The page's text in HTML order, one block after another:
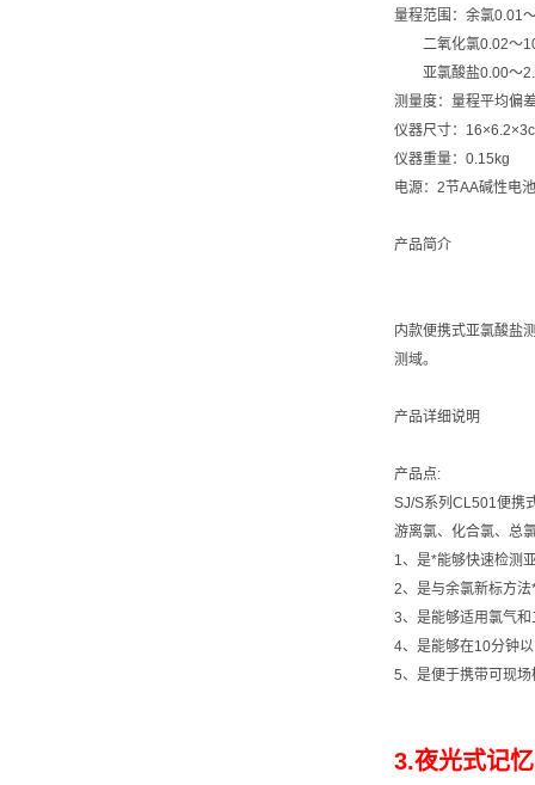
量程范围：余氯0.01
二氧化氯0.02～
亚氯酸盐0.00～
测量度：量程平均偏
仪器尺寸：
仪器重量：0.15kg
电源：2节AA碱性电池
产品简介
内款便携式亚氯酸盐
测域。
产品详细说明
产品点:
SJ/S系列CL501便携
游离氯、化合氯、总
1、是*能够快速检测
2、是与余氯新标方
3、是能够适用氯气
4、是能够在10分钟
5、是便于携带可现
3.夜光式记